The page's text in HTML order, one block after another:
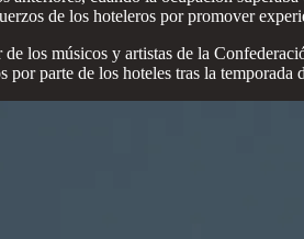
de los hoteleros por promover
los músicos y artistas de la
parte de los hoteles tras la temporada